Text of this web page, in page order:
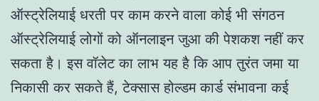
ऑस्ट्रेलियाई धरती पर काम करने वाला कोई भी संगठन
ऑस्ट्रेलियाई लोगों को ऑनलाइन जुआ की पेशकश नहीं कर
सकता है। इस वॉलेट का लाभ यह है कि आप तुरंत जमा या
निकासी कर सकते हैं, टेक्सास होल्डम कार्ड संभावना कई